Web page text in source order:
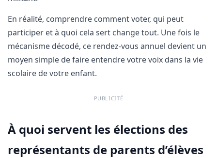
En réalité, comprendre comment voter, qui peut
participer et à quoi cela sert change tout. Une fois le
mécanisme décodé, ce rendez-vous annuel devient un
moyen simple de faire entendre votre voix dans la vie
scolaire de votre enfant.
PUBLICITÉ
À quoi servent les élections des
représentants de parents d’élèves